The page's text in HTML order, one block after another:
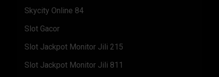
Skycity Online 84
Slot Gacor
Slot Jackpot Monitor Jili 215
Slot Jackpot Monitor Jili 811